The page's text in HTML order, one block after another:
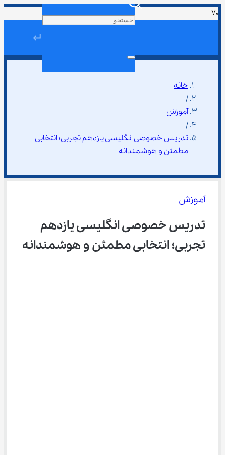
↵
خانه
/
آموزش
/
تدریس خصوصی انگلیسی یازدهم تجربی؛ انتخابی
مطمئن و هوشمندانه
آموزش
تدریس خصوصی انگلیسی یازدهم
تجربی؛ انتخابی مطمئن و هوشمندانه